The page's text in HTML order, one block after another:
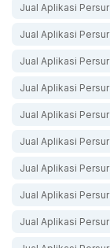
Jual Aplikasi
Jual Aplikasi
Jual Aplikasi
Jual Aplikasi
Jual Aplikasi
Jual Aplikasi
Jual Aplikasi
Jual Aplikasi
Jual Aplikasi